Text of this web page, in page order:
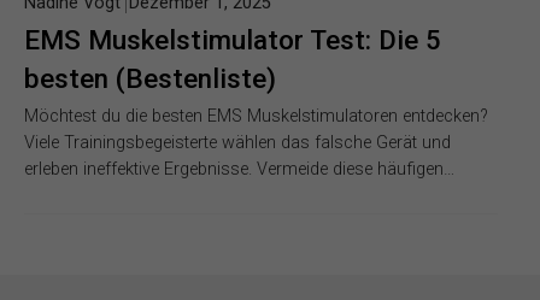
EMS Muskelstimulator Test: Die 5
besten (Bestenliste)
Möchtest du die besten EMS Muskelstimulatoren entdecken?
Viele Trainingsbegeisterte wählen das falsche Gerät und
erleben ineffektive Ergebnisse. Vermeide diese häufigen…